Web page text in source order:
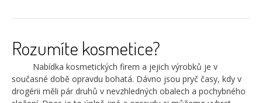
Rozumíte kosmetice?
Nabídka kosmetických firem a jejich výrobků je v
současné době opravdu bohatá. Dávno jsou pryč časy, kdy v
drogérii měli pár druhů v nevzhledných obalech a pochybného